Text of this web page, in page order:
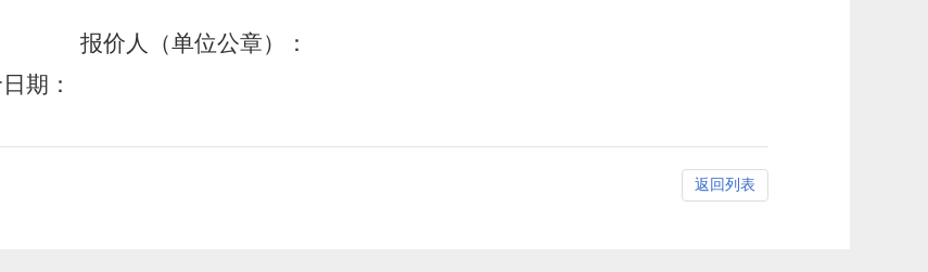
（单位公章）：
返回列表